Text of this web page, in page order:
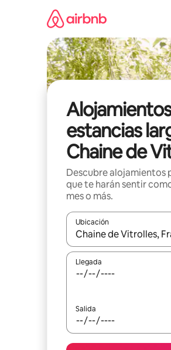
estancias
Chaine de
Descubre alojamientos
que te harán sentir
mes o más.
Ubicación
Cuando los resultados
Llegada
Salida